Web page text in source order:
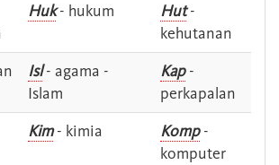
Huk- hukum Hut-
kehutanan
Isl- agama -
Islam
Kap-
perkapalan
Kim- kimia Komp-
komputer